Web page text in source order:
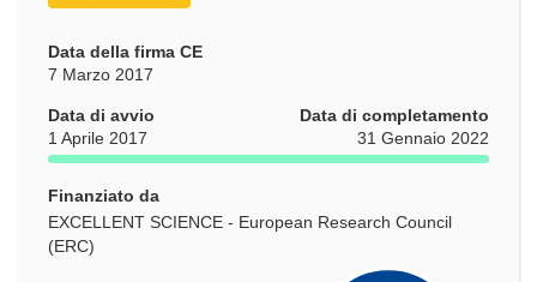
Data della firma CE
7 Marzo 2017
Data di avvio
1 Aprile 2017
Data di completamento
31 Gennaio 2022
Finanziato da
EXCELLENT SCIENCE - European Research Council
(ERC)